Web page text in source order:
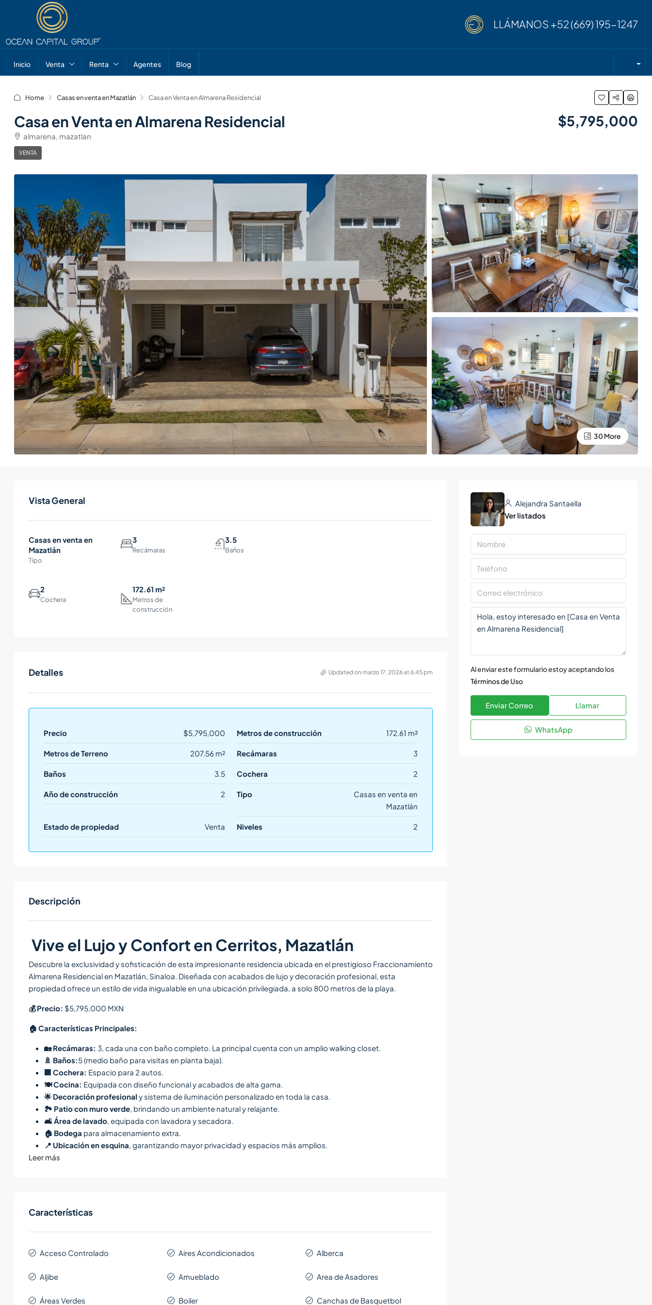
LLÁMANOS +52 (669) 195-1247
Inicio Venta Renta Agentes Blog
Home Casas en venta en Mazatlán Casa en Venta en Almarena Residencial
Casa en Venta en Almarena Residencial
almarena, mazatlan
VENTA
$5,795,000
30 More
Vista General
Casas en venta en
Mazatlán
Tipo
3
Recámaras
3.5
Baños
2
Cochera
172.61 m²
Metros de
construcción
Detalles Updated on marzo 17, 2026 at 6:45 pm
Precio $5,795,000 Metros de construcción 172.61 m²
Metros de Terreno 207.56 m² Recámaras 3
Baños 3.5 Cochera 2
Año de construcción 2 Tipo
Casas en venta en
Mazatlán
Estado de propiedad Venta Niveles 2
Descripción
Vive el Lujo y Confort en Cerritos, Mazatlán
Descubre la exclusividad y sofisticación de esta impresionante residencia ubicada en el prestigioso Fraccionamiento
Almarena Residencial en Mazatlán, Sinaloa. Diseñada con acabados de lujo y decoración profesional, esta
propiedad ofrece un estilo de vida inigualable en una ubicación privilegiada, a solo 800 metros de la playa.
💰Precio: $5,795,000 MXN
🏠 Características Principales:
🏡Recámaras: 3, cada una con baño completo. La principal cuenta con un amplio walking closet.
🚿 Baños:5 (medio baño para visitas en planta baja).
🏢 Cochera: Espacio para 2 autos.
🍽️Cocina: Equipada con diseño funcional y acabados de alta gama.
🌟 Decoración profesional y sistema de iluminación personalizado en toda la casa.
🏞️ Patio con muro verde, brindando un ambiente natural y relajante.
🛋️Área de lavado, equipada con lavadora y secadora.
🏠 Bodega para almacenamiento extra.
📍 Ubicación en esquina, garantizando mayor privacidad y espacios más amplios.
Leer más
Características
Acceso Controlado Aires Acondicionados Alberca
Aljibe Amueblado Area de Asadores
Áreas Verdes Boiler Canchas de Basquetbol
Alejandra Santaella
Ver listados
Al enviar este formulario estoy aceptando los
Términos de Uso
Enviar Correo Llamar
WhatsApp